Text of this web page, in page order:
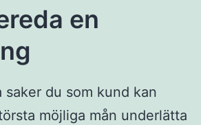
en
saker du som kund kan
möjliga mån underlätta